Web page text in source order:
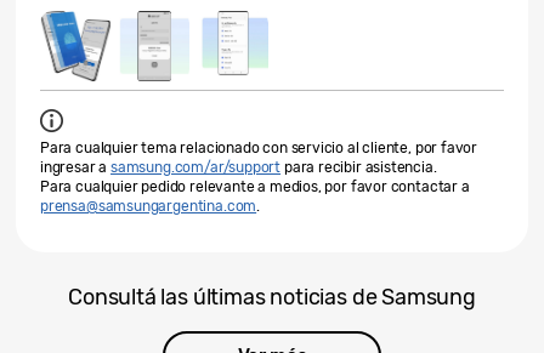
Para cualquier tema relacionado con servicio al cliente, por favor
ingresar asamsung.com/ar/support para recibir asistencia.
Para cualquier pedido relevante a medios, por favor contactar a
prensa@samsungargentina.com.
Consultá las últimas noticias de Samsung